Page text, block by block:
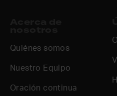
Quiénes somos
Nuestro Equipo
Oración continua